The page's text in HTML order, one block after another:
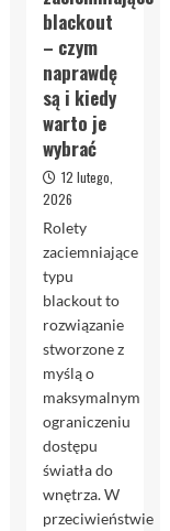
blackout
– czym
naprawdę
są i kiedy
warto je
wybrać
12 lutego,
2026
Rolety
zaciemniające
typu
blackout to
rozwiązanie
stworzone z
myślą o
maksymalnym
ograniczeniu
dostępu
światła do
wnętrza. W
przeciwieństwie